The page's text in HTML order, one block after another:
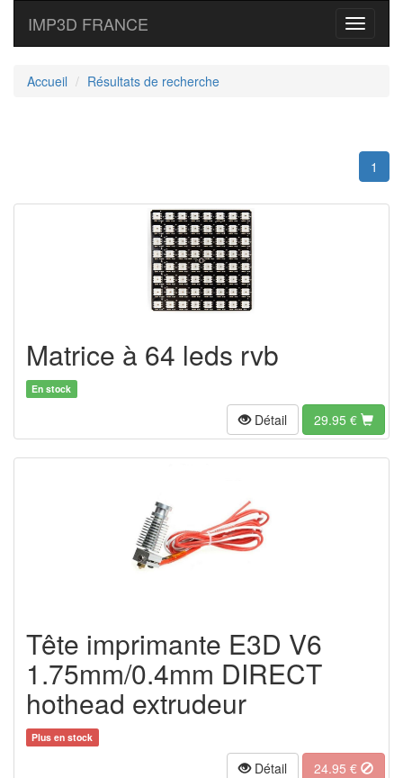
Toggle
IMP3D FRANCE
Accueil Résultats de recherche
1
Matrice à 64 leds rvb
En stock
Détail 29.95 €
Tête imprimante E3D V6
1.75mm/0.4mm DIRECT
hothead extrudeur
Plus en stock
Détail 24.95 €